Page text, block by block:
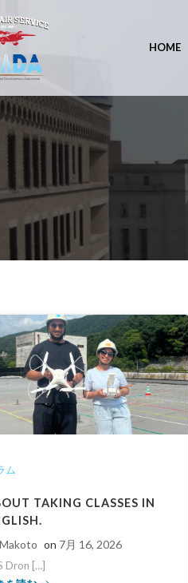
HOME
ム
TAKING CLASSES IN
Makoto on 7月 16, 2026
Dron […]